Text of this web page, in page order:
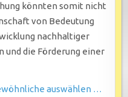
könnten somit nicht
von Bedeutung
nachhaltiger
die Förderung einer
auswählen …